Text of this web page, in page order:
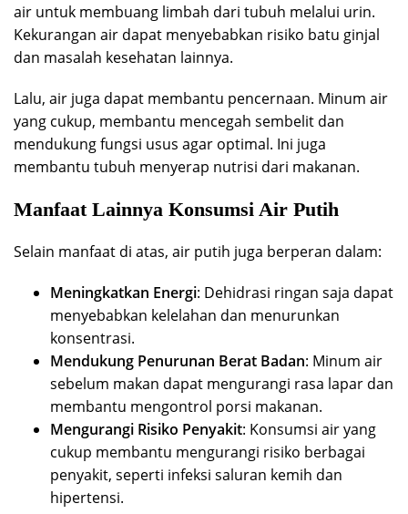
air untuk membuang limbah dari tubuh melalui urin.
Kekurangan air dapat menyebabkan risiko batu ginjal
dan masalah kesehatan lainnya.
Lalu, air juga dapat membantu pencernaan. Minum air
yang cukup, membantu mencegah sembelit dan
mendukung fungsi usus agar optimal. Ini juga
membantu tubuh menyerap nutrisi dari makanan.
Manfaat Lainnya Konsumsi Air Putih
Selain manfaat di atas, air putih juga berperan dalam:
Meningkatkan Energi: Dehidrasi ringan saja dapat
menyebabkan kelelahan dan menurunkan
konsentrasi.
Mendukung Penurunan Berat Badan: Minum air
sebelum makan dapat mengurangi rasa lapar dan
membantu mengontrol porsi makanan.
Mengurangi Risiko Penyakit: Konsumsi air yang
cukup membantu mengurangi risiko berbagai
penyakit, seperti infeksi saluran kemih dan
hipertensi.